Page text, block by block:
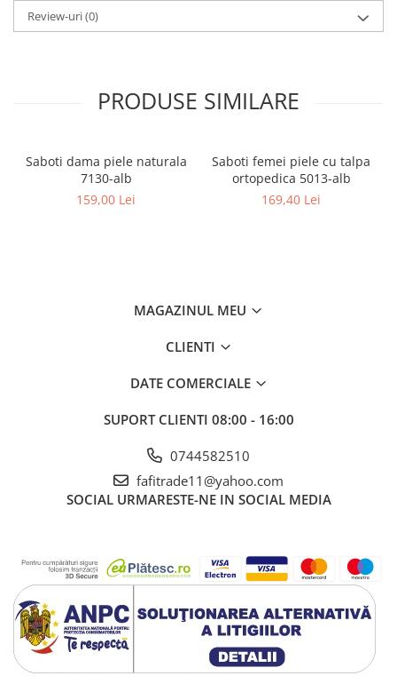
Review-uri(0)
PRODUSE SIMILARE
Saboti dama piele naturala
7130-alb
159,00 Lei
Saboti femei piele cu talpa
ortopedica 5013-alb
169,40 Lei
MAGAZINUL MEU
CLIENTI
DATE COMERCIALE
SUPORT CLIENTI 08:00 - 16:00
0744582510
fafitrade11@yahoo.com
SOCIAL URMARESTE-NE IN SOCIAL MEDIA